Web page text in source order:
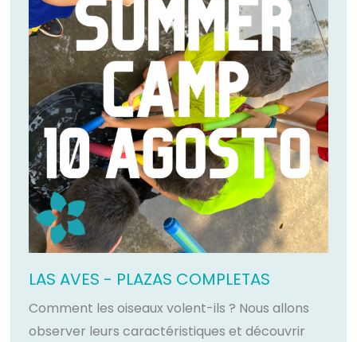
LAS AVES - PLAZAS COMPLETAS
Comment les oiseaux volent-ils ? Nous allons
observer leurs caractéristiques et découvrir